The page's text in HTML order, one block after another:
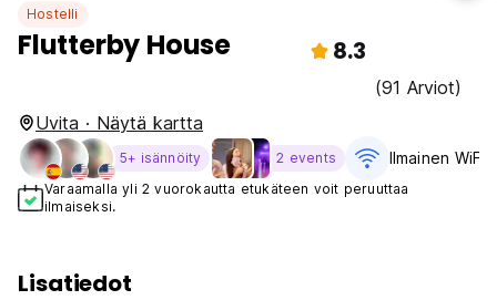
Hostelli
Flutterby House 8.3
(91 Arviot)
Uvita · Näytä kartta
5+ isännöity 2 events Ilmainen WiFi
Varaamalla yli 2 vuorokautta etukäteen voit peruuttaa
ilmaiseksi.
Lisatiedot